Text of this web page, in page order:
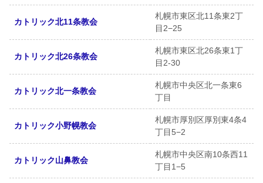
カトリック北11条教会
札幌市東区北11条東2丁
目2−25
カトリック北26条教会
札幌市東区北26条東1丁
目2-30
カトリック北一条教会
札幌市中央区北一条東6
丁目
カトリック小野幌教会
札幌市厚別区厚別東4条4
丁目5−2
カトリック山鼻教会
札幌市中央区南10条西11
丁目1−5